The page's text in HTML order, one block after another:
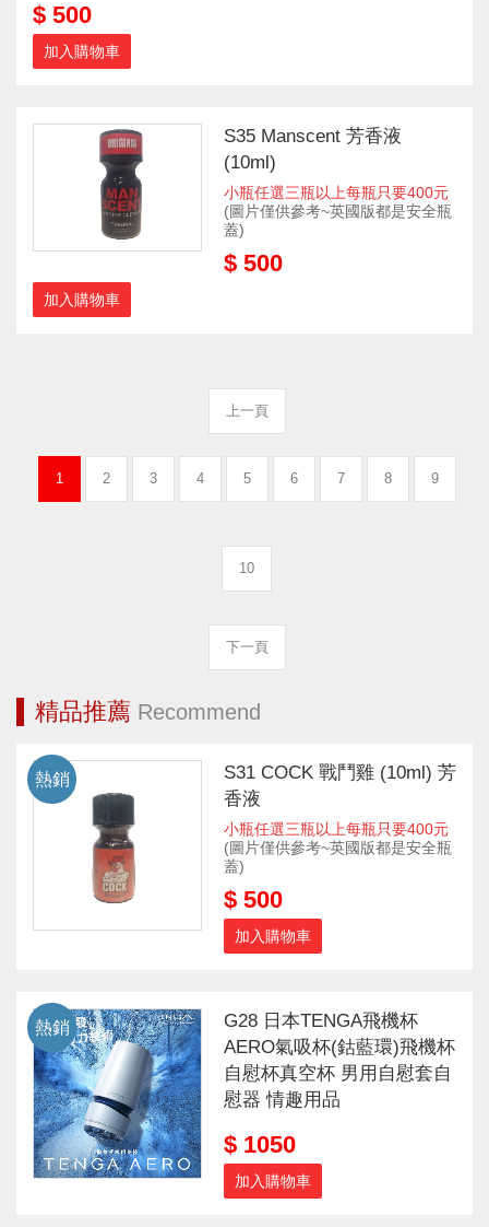
$ 500
加入購物車
S35 Manscent 芳香液
(10ml)
小瓶任選三瓶以上每瓶只要400元
(圖片僅供參考~英國版都是安全瓶
蓋)
$ 500
加入購物車
上一頁
1 2 3 4 5 6 7 8 9
10
下一頁
精品推薦 Recommend
S31 COCK 戰鬥雞 (10ml) 芳
香液
小瓶任選三瓶以上每瓶只要400元
(圖片僅供參考~英國版都是安全瓶
蓋)
$ 500
加入購物車
熱銷
G28 日本TENGA飛機杯
AERO氣吸杯(鈷藍環)飛機杯
自慰杯真空杯 男用自慰套自
慰器 情趣用品
$ 1050
加入購物車
熱銷